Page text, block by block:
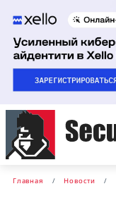
Главная Новости